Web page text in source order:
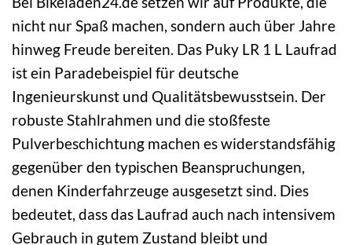
nicht nur Spaß machen, sondern auch über Jahre
hinweg Freude bereiten. Das Puky LR 1 L Laufrad
ist ein Paradebeispiel für deutsche
Ingenieurskunst und Qualitätsbewusstsein. Der
robuste Stahlrahmen und die stoßfeste
Pulverbeschichtung machen es widerstandsfähig
gegenüber den typischen Beanspruchungen,
denen Kinderfahrzeuge ausgesetzt sind. Dies
bedeutet, dass das Laufrad auch nach intensivem
Gebrauch in gutem Zustand bleibt und